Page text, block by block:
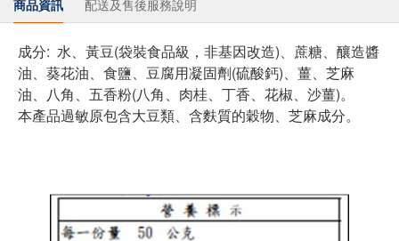
商品資訊 配送及售後服務說明
成分: 水、黃豆(袋裝食品級，非基因改造)、蔗糖、釀造醬
油、葵花油、食鹽、豆腐用凝固劑(硫酸鈣)、薑、芝麻
油、八角、五香粉(八角、肉桂、丁香、花椒、沙薑)。
本產品過敏原包含大豆類、含麩質的穀物、芝麻成分。